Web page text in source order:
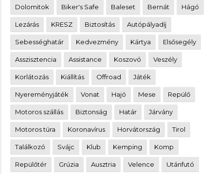
Dolomitok Biker's Safe Baleset Bernát Hágó
Lezárás KRESZ Biztosítás Autópályadíj
Sebességhatár Kedvezmény Kártya Elsősegély
Asszisztencia Assistance Koszovó Veszély
Korlátozás Kiállítás Offroad Játék
Nyereményjáték Vonat Hajó Mese Repülő
Motoros szállás Biztonság Határ Járvány
Motoros túra Koronavírus Horvátország Tirol
Találkozó Svájc Klub Kemping Komp
Repülőtér Grúzia Ausztria Velence Utánfutó